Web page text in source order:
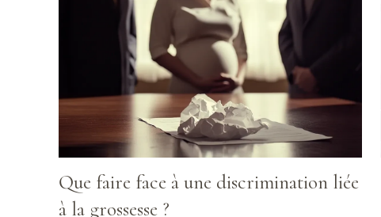
Que faire face à une discrimination liée
à la grossesse ?